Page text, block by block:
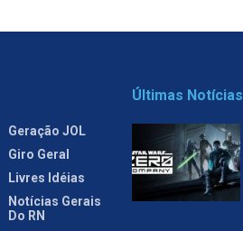
Geração JOL
Giro Geral
Livres Idéias
Notícias Gerais
Do RN
Últimas Notícias